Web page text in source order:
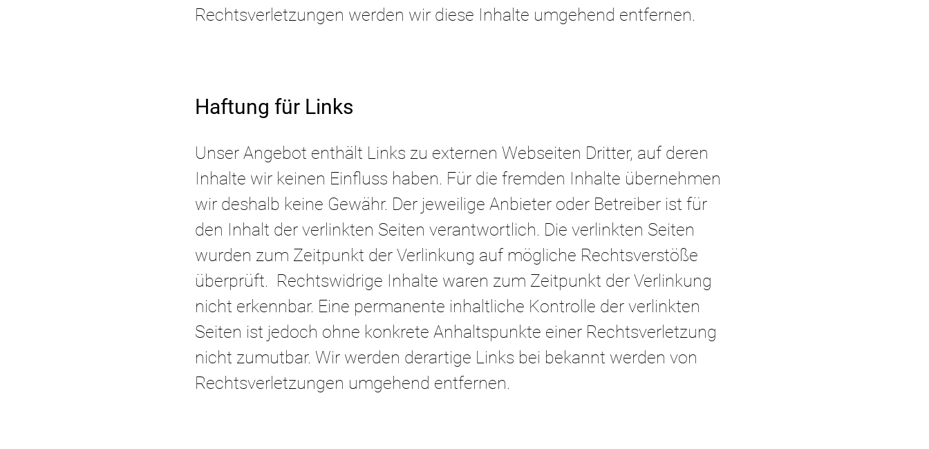
Rechtsverletzungen werden wir diese Inhalte umgehend entfernen.
Haftung für Links
Unser Angebot enthält Links zu externen Webseiten Dritter, auf deren
Inhalte wir keinen Einfluss haben. Für die fremden Inhalte übernehmen
wir deshalb keine Gewähr. Der jeweilige Anbieter oder Betreiber ist für
den Inhalt der verlinkten Seiten verantwortlich. Die verlinkten Seiten
wurden zum Zeitpunkt der Verlinkung auf mögliche Rechtsverstöße
überprüft. Rechtswidrige Inhalte waren zum Zeitpunkt der Verlinkung
nicht erkennbar. Eine permanente inhaltliche Kontrolle der verlinkten
Seiten ist jedoch ohne konkrete Anhaltspunkte einer Rechtsverletzung
nicht zumutbar. Wir werden derartige Links bei bekannt werden von
Rechtsverletzungen umgehend entfernen.